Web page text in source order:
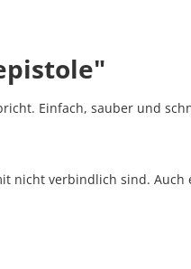
Einfach, sauber und
nicht verbindlich sind. Auch